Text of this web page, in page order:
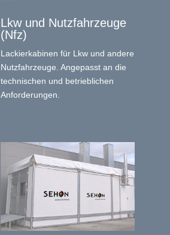
Lkw und Nutzfahrzeuge
(Nfz)
Lackierkabinen für Lkw und andere
Nutzfahrzeuge. Angepasst an die
technischen und betrieblichen
Anforderungen.